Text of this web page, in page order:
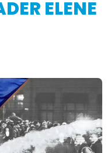
ELENE